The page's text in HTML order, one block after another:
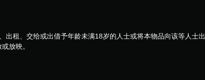
租、交给或出借予年龄未满18岁的人士或将本物品向该等人士出
放映。